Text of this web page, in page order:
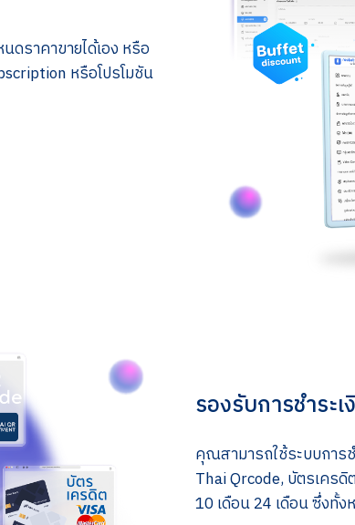
ราคาขายได้เอง หรือ
หรือโปรโมชัน
รองรับการชำระ
คุณสามารถใช้ระบบการ
Thai Qrcode, บัตรเคร
10 เดือน 24 เดือน ซึ่งทั้